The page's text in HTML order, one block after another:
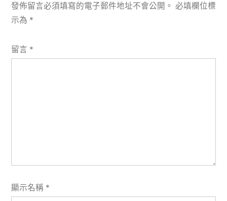
發佈留言必須填寫的電子郵件地址不會公開。 必填欄位標
示為 *
留言 *
顯示名稱 *